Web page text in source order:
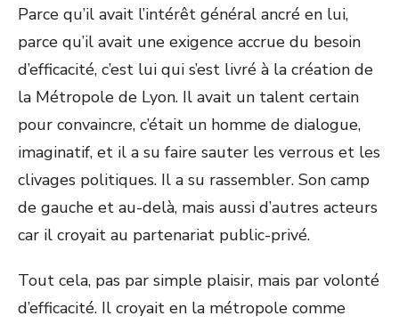
Parce qu’il avait l’intérêt général ancré en lui,
parce qu’il avait une exigence accrue du besoin
d’efficacité, c’est lui qui s’est livré à la création de
la Métropole de Lyon. Il avait un talent certain
pour convaincre, c’était un homme de dialogue,
imaginatif, et il a su faire sauter les verrous et les
clivages politiques. Il a su rassembler. Son camp
de gauche et au-delà, mais aussi d’autres acteurs
car il croyait au partenariat public-privé.
Tout cela, pas par simple plaisir, mais par volonté
d’efficacité. Il croyait en la métropole comme